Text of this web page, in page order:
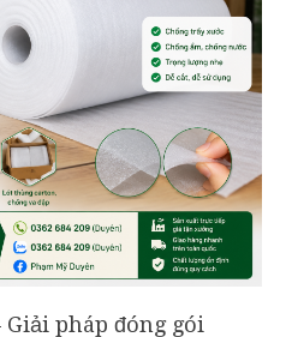
Giải pháp đóng gói